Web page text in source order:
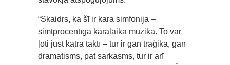
“Skaidrs, ka šī ir kara simfonija –
simtprocentīga karalaika mūzika. To var
ļoti just katrā taktī – tur ir gan traģika, gan
dramatisms, pat sarkasms, tur ir arī